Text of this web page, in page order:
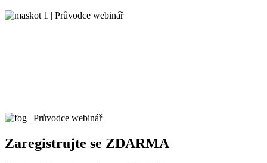
Zaregistrujte se ZDARMA